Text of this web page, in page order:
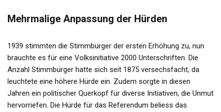
Mehrmalige Anpassung der Hürden
1939 stimmten die Stimmbürger der ersten Erhöhung zu, nun
brauchte es für eine Volksinitiative 2000 Unterschriften. Die
Anzahl Stimmbürger hatte sich seit 1875 versechsfacht, da
leuchtete eine höhere Hürde ein. Zudem sorgte in diesen
Jahren ein politischer Querkopf für diverse Initiativen, die Unmut
hervorriefen. Die Hürde für das Referendum beliess das